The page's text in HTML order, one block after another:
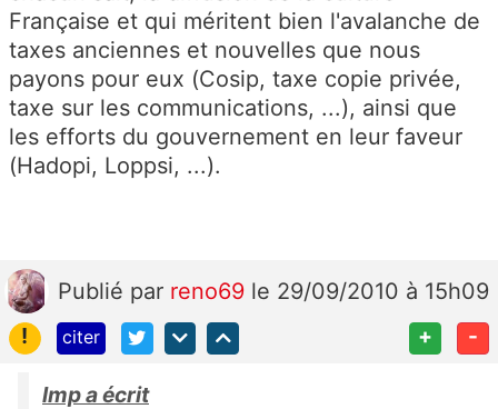
Française et qui méritent bien l'avalanche de
taxes anciennes et nouvelles que nous
payons pour eux (Cosip, taxe copie privée,
taxe sur les communications, ...), ainsi que
les efforts du gouvernement en leur faveur
(Hadopi, Loppsi, ...).
Publié par reno69 le 29/09/2010 à 15h09
!
citer + -
lmp a écrit